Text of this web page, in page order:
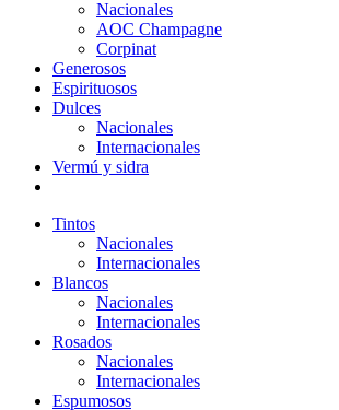
Nacionales
AOC Champagne
Corpinat
Generosos
Espirituosos
Dulces
Nacionales
Internacionales
Vermú y sidra
Tintos
Nacionales
Internacionales
Blancos
Nacionales
Internacionales
Rosados
Nacionales
Internacionales
Espumosos